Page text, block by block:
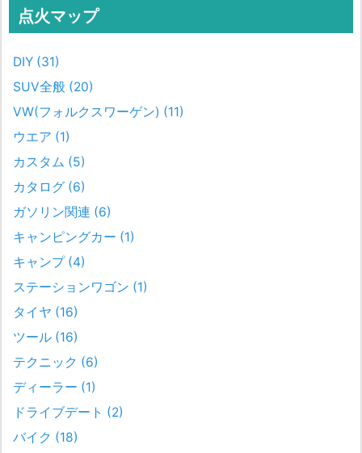
点火マップ
DIY (31)
SUV全般 (20)
VW(フォルクスワーゲン) (11)
ウエア (1)
カスタム (5)
カタログ (6)
ガソリン関連 (6)
キャンピングカー (1)
キャンプ (4)
ステーションワゴン (1)
タイヤ (16)
ツール (16)
テクニック (6)
ディーラー (1)
ドライブデート (2)
バイク (18)